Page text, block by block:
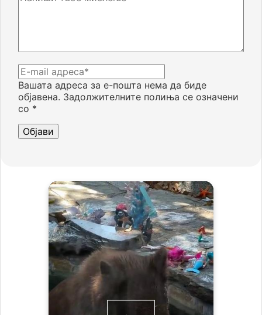
Вашата адреса за е-пошта нема да биде
објавена. Задолжителните полиња се означени
со *